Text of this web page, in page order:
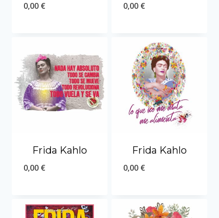
0,00 € 0,00 €
Frida Kahlo
0,00 €
Frida Kahlo
0,00 €